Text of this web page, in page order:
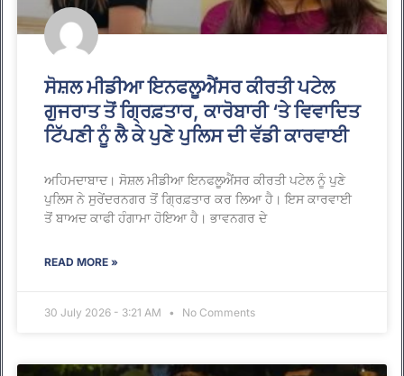
ਸੋਸ਼ਲ ਮੀਡੀਆ ਇਨਫਲੂਐਂਸਰ ਕੀਰਤੀ ਪਟੇਲ
ਗੁਜਰਾਤ ਤੋਂ ਗ੍ਰਿਫ਼ਤਾਰ, ਕਾਰੋਬਾਰੀ ‘ਤੇ ਵਿਵਾਦਿਤ
ਟਿੱਪਣੀ ਨੂੰ ਲੈ ਕੇ ਪੁਣੇ ਪੁਲਿਸ ਦੀ ਵੱਡੀ ਕਾਰਵਾਈ
ਅਹਿਮਦਾਬਾਦ। ਸੋਸ਼ਲ ਮੀਡੀਆ ਇਨਫਲੂਐਂਸਰ ਕੀਰਤੀ ਪਟੇਲ ਨੂੰ ਪੁਣੇ
ਪੁਲਿਸ ਨੇ ਸੁਰੇਂਦਰਨਗਰ ਤੋਂ ਗ੍ਰਿਫ਼ਤਾਰ ਕਰ ਲਿਆ ਹੈ। ਇਸ ਕਾਰਵਾਈ
ਤੋਂ ਬਾਅਦ ਕਾਫੀ ਹੰਗਾਮਾ ਹੋਇਆ ਹੈ। ਭਾਵਨਗਰ ਦੇ
READ MORE »
30 July 2026 - 3:21 AM No Comments